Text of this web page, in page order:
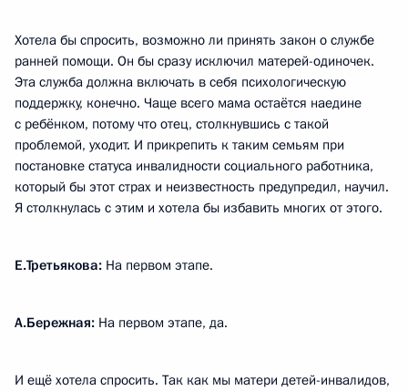
Хотела бы спросить, возможно ли принять закон о службе
ранней помощи. Он бы сразу исключил матерей-одиночек.
Эта служба должна включать в себя психологическую
поддержку, конечно. Чаще всего мама остаётся наедине
с ребёнком, потому что отец, столкнувшись с такой
проблемой, уходит. И прикрепить к таким семьям при
постановке статуса инвалидности социального работника,
который бы этот страх и неизвестность предупредил, научил.
Я столкнулась с этим и хотела бы избавить многих от этого.
Е.Третьякова: На первом этапе.
А.Бережная: На первом этапе, да.
И ещё хотела спросить. Так как мы матери детей-инвалидов,